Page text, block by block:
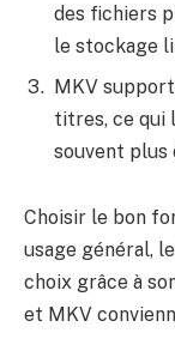
des fichiers
le stockage
MKV
titres, ce qui
souvent plus
Choisir le bon
usage général,
choix grâce à
et MKV